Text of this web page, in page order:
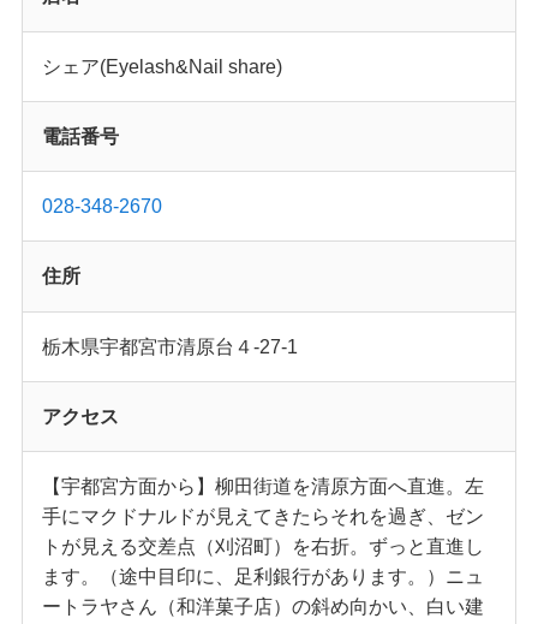
シェア(Eyelash&Nail share)
電話番号
028-348-2670
住所
栃木県宇都宮市清原台４-27-1
アクセス
【宇都宮方面から】柳田街道を清原方面へ直進。左
手にマクドナルドが見えてきたらそれを過ぎ、ゼン
トが見える交差点（刈沼町）を右折。ずっと直進し
ます。（途中目印に、足利銀行があります。）ニュ
ートラヤさん（和洋菓子店）の斜め向かい、白い建